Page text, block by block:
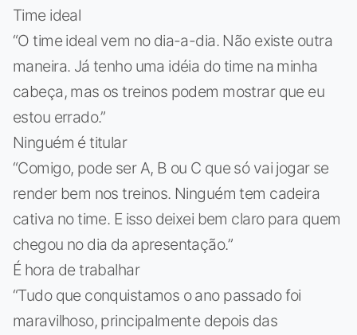
Time ideal
“O time ideal vem no dia-a-dia. Não existe outra
maneira. Já tenho uma idéia do time na minha
cabeça, mas os treinos podem mostrar que eu
estou errado.”
Ninguém é titular
“Comigo, pode ser A, B ou C que só vai jogar se
render bem nos treinos. Ninguém tem cadeira
cativa no time. E isso deixei bem claro para quem
chegou no dia da apresentação.”
É hora de trabalhar
“Tudo que conquistamos o ano passado foi
maravilhoso, principalmente depois das